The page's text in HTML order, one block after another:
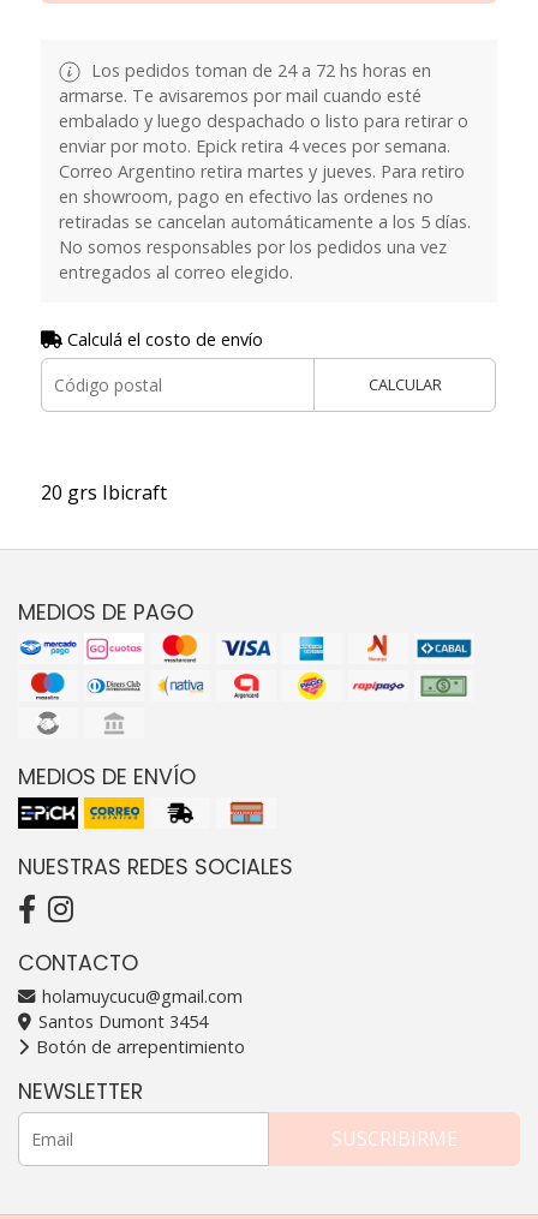
Los pedidos toman de 24 a 72 hs horas en
armarse. Te avisaremos por mail cuando esté
embalado y luego despachado o listo para retirar o
enviar por moto. Epick retira 4 veces por semana.
Correo Argentino retira martes y jueves. Para retiro
en showroom, pago en efectivo las ordenes no
retiradas se cancelan automáticamente a los 5 días.
No somos responsables por los pedidos una vez
entregados al correo elegido.
Calculá el costo de envío
CALCULAR
20 grs Ibicraft
MEDIOS DE PAGO
MEDIOS DE ENVÍO
NUESTRAS REDES SOCIALES
CONTACTO
holamuycucu@gmail.com
Santos Dumont 3454
Botón de arrepentimiento
NEWSLETTER
SUSCRIBIRME